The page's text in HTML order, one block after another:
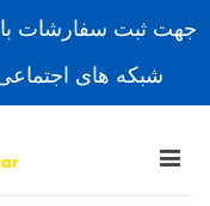
جهت ثبت سفارشات
شبکه های اجتماعی